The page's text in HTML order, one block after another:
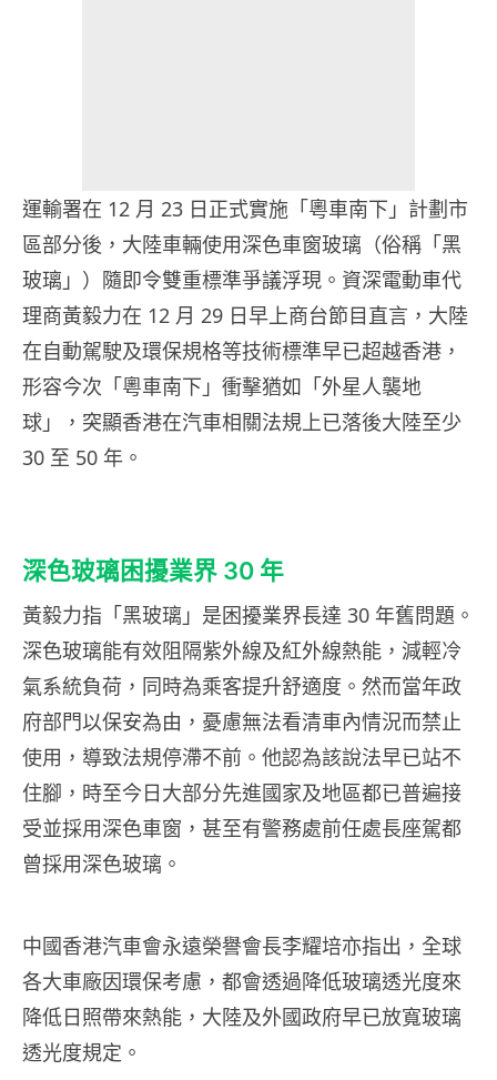
運輸署在 12 月 23 日正式實施「粵車南下」計劃市
區部分後，大陸車輛使用深色車窗玻璃（俗稱「黑
玻璃」）隨即令雙重標準爭議浮現。資深電動車代
理商黃毅力在 12 月 29 日早上商台節目直言，大陸
在自動駕駛及環保規格等技術標準早已超越香港，
形容今次「粵車南下」衝擊猶如「外星人襲地
球」，突顯香港在汽車相關法規上已落後大陸至少
30 至 50 年。
深色玻璃困擾業界 30 年
黃毅力指「黑玻璃」是困擾業界長達 30 年舊問題。
深色玻璃能有效阻隔紫外線及紅外線熱能，減輕冷
氣系統負荷，同時為乘客提升舒適度。然而當年政
府部門以保安為由，憂慮無法看清車內情況而禁止
使用，導致法規停滯不前。他認為該說法早已站不
住腳，時至今日大部分先進國家及地區都已普遍接
受並採用深色車窗，甚至有警務處前任處長座駕都
曾採用深色玻璃。
中國香港汽車會永遠榮譽會長李耀培亦指出，全球
各大車廠因環保考慮，都會透過降低玻璃透光度來
降低日照帶來熱能，大陸及外國政府早已放寬玻璃
透光度規定。